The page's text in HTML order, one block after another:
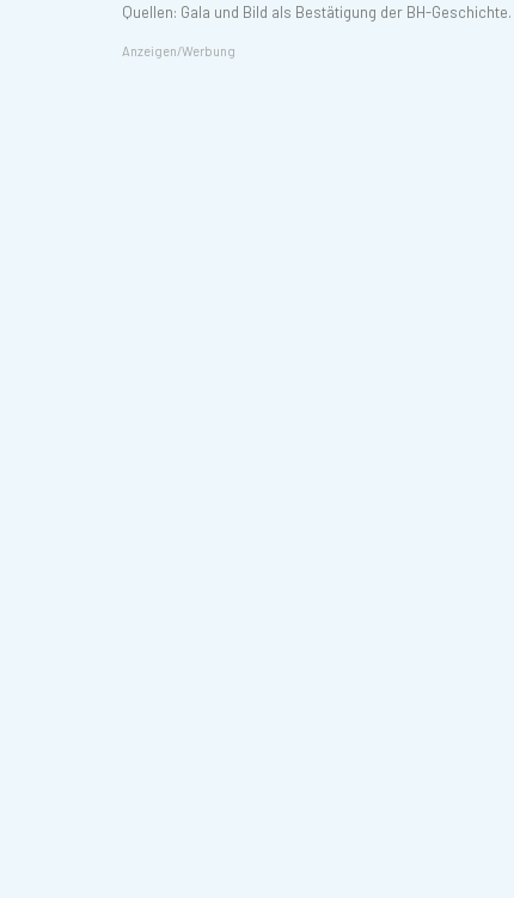
Quellen: Gala und Bild als Bestätigung der BH-Geschichte.
Anzeigen/Werbung